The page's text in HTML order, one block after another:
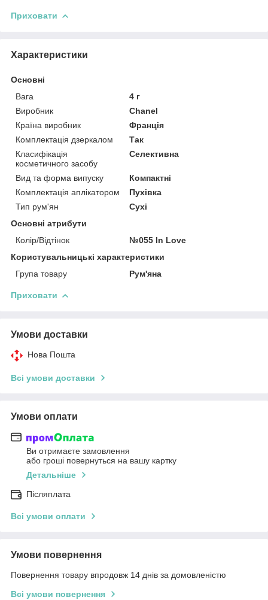
Приховати
Характеристики
Основні
Вага
4 г
Виробник
Chanel
Країна виробник
Франція
Комплектація дзеркалом
Так
Класифікація
косметичного засобу
Селективна
Вид та форма випуску
Компактні
Комплектація аплікатором
Пухівка
Тип рум'ян
Сухі
Основні атрибути
Колір/Відтінок
№055 In Love
Користувальницькі характеристики
Група товару
Рум'яна
Приховати
Умови доставки
Нова Пошта
Всі умови доставки
Умови оплати
Ви отримаєте замовлення
або гроші повернуться на вашу картку
Детальніше
Післяплата
Всі умови оплати
Умови повернення
Повернення товару впродовж 14 днів за домовленістю
Всі умови повернення